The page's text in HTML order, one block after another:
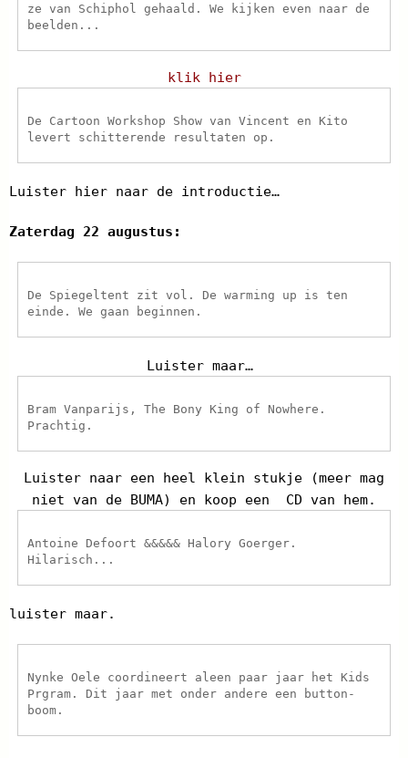
ze van Schiphol gehaald. We kijken even naar de
beelden...
klik hier
De Cartoon Workshop Show van Vincent en Kito
levert schitterende resultaten op.
Luister hier naar de introductie…
Zaterdag 22 augustus:
De Spiegeltent zit vol. De warming up is ten
einde. We gaan beginnen.
Luister maar…
Bram Vanparijs, The Bony King of Nowhere.
Prachtig.
Luister naar een heel klein stukje (meer mag
niet van de BUMA) en koop een CD van hem.
Antoine Defoort &&&&& Halory Goerger.
Hilarisch...
luister maar.
Nynke Oele coordineert aleen paar jaar het Kids
Prgram. Dit jaar met onder andere een button-
boom.